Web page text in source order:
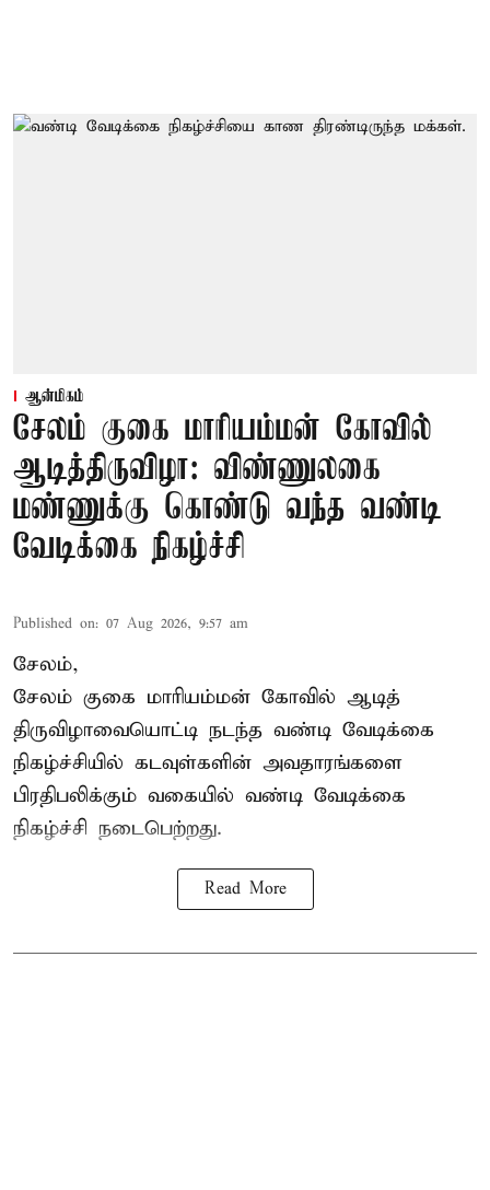
ஆன்மிகம்
சேலம் குகை மாரியம்மன் கோவில்
ஆடித்திருவிழா: விண்ணுலகை
மண்ணுக்கு கொண்டு வந்த வண்டி
வேடிக்கை நிகழ்ச்சி
Published on: 07 Aug 2026, 9:57 am
சேலம்,
சேலம் குகை மாரியம்மன் கோவில் ஆடித்
திருவிழாவையொட்டி நடந்த வண்டி வேடிக்கை
நிகழ்ச்சியில் கடவுள்களின் அவதாரங்களை
பிரதிபலிக்கும் வகையில் வண்டி வேடிக்கை
நிகழ்ச்சி நடைபெற்றது.
Read More